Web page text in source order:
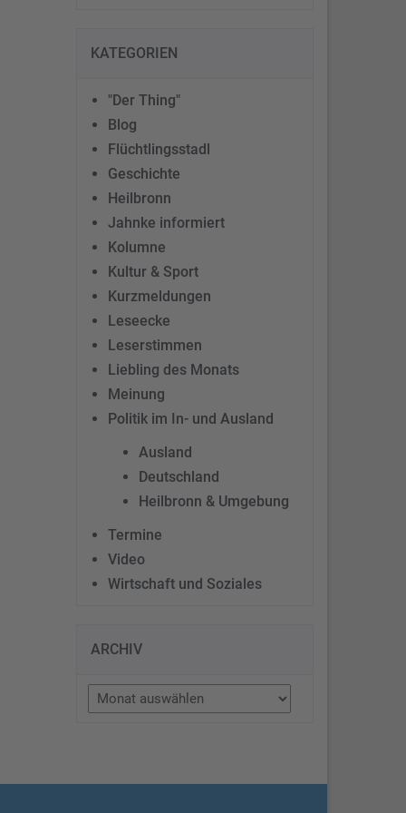
KATEGORIEN
"Der Thing"
Blog
Flüchtlingsstadl
Geschichte
Heilbronn
Jahnke informiert
Kolumne
Kultur & Sport
Kurzmeldungen
Leseecke
Leserstimmen
Liebling des Monats
Meinung
Politik im In- und Ausland
Ausland
Deutschland
Heilbronn & Umgebung
Termine
Video
Wirtschaft und Soziales
ARCHIV
Archiv